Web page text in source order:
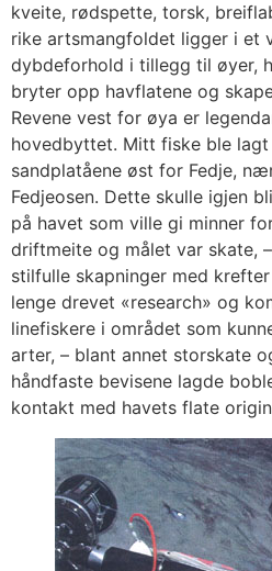
kveite, rødspette, torsk,
rike artsmangfoldet ligger i et
dybdeforhold i tillegg til øyer,
bryter opp havflatene og
Revene vest for øya er
hovedbyttet. Mitt fiske ble
sandplatåene øst for Fedje,
Fedjeosen. Dette skulle igjen
på havet som ville gi minner
driftmeite og målet var skate,
stilfulle skapninger med
lenge drevet «research» og
linefiskere i området som
arter, – blant annet storskate
håndfaste bevisene lagde
kontakt med havets flate